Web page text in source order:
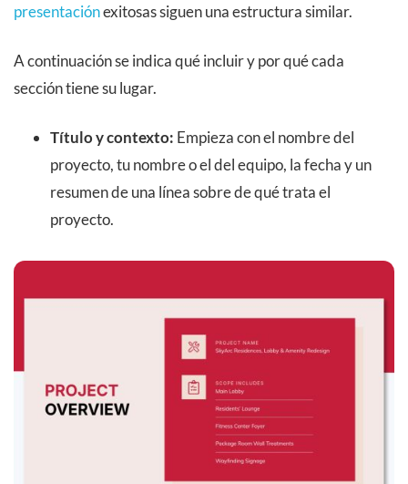
presentaciónexitosas siguen una estructura similar.
A continuación se indica qué incluir y por qué cada
sección tiene su lugar.
Título y contexto: Empieza con el nombre del
proyecto, tu nombre o el del equipo, la fecha y un
resumen de una línea sobre de qué trata el
proyecto.